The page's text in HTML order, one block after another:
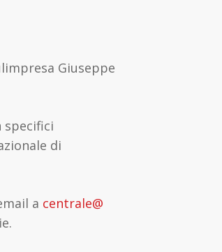
Giuseppe
specifici
di
a centrale@